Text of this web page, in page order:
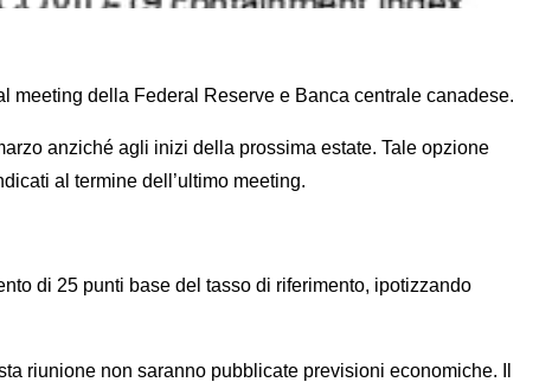
meeting della Federal Reserve e Banca centrale canadese.
anziché agli inizi della prossima estate. Tale opzione
al termine dell’ultimo meeting.
di 25 punti base del tasso di riferimento, ipotizzando
riunione non saranno pubblicate previsioni economiche. Il